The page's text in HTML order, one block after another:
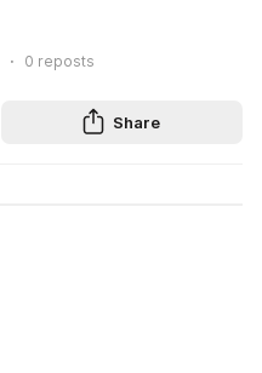
0 reposts
Share